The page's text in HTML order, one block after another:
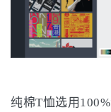
纯棉T恤选用